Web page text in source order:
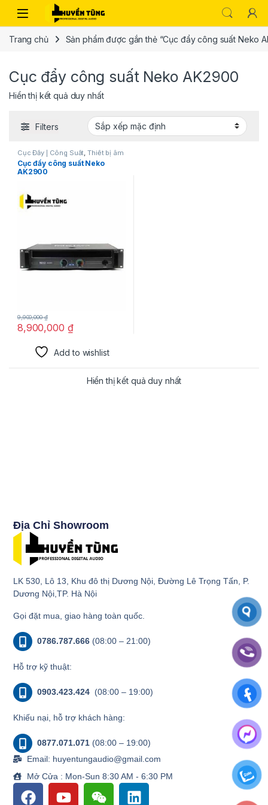
Trang chủ Sản phẩm được gắn thẻ “Cục đẩy công suất Neko
Cục đẩy công suất Neko AK2900
Hiển thị kết quả duy nhất
Filters
Cục Đẩy | Công Suất ,Thiết bị âm
thanh karaoke | KTV
Cục đẩy công suất Neko
AK2900
8,900,000 ₫
9,900,000₫
Add to wishlist
Hiển thị kết quả duy nhất
Địa Chỉ Showroom
LK 530, Lô 13, Khu đô thị Dương Nội, Đường Lê Trọng Tấn, P.
Dương Nội,TP. Hà Nội
Gọi đặt mua, giao hàng toàn quốc.
0786.787.666 (08:00 – 21:00)
Hỗ trợ kỹ thuật:
0903.423.424 (08:00 – 19:00)
Khiếu nại, hỗ trợ khách hàng:
0877.071.071 (08:00 – 19:00)
Email: huyentungaudio@gmail.com
Mở Cửa : Mon-Sun 8:30 AM - 6:30 PM